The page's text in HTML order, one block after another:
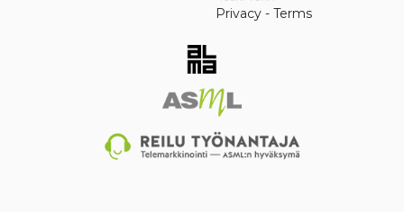
Privacy - Terms